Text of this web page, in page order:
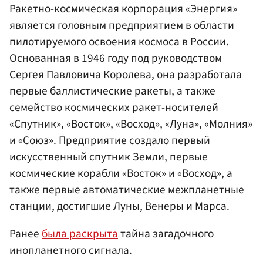
Ракетно-космическая корпорация «Энергия»
является головным предприятием в области
пилотируемого освоения космоса в России.
Основанная в 1946 году под руководством
Сергея Павловича Королева, она разработала
первые баллистические ракеты, а также
семейство космических ракет-носителей
«Спутник», «Восток», «Восход», «Луна», «Молния»
и «Союз». Предприятие создало первый
искусственный спутник Земли, первые
космические корабли «Восток» и «Восход», а
также первые автоматические межпланетные
станции, достигшие Луны, Венеры и Марса.
Ранеебыла раскрытатайна загадочного
инопланетного сигнала.